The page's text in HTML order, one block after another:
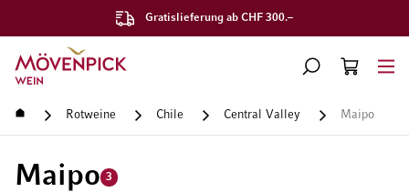
Gratislieferung ab CHF 300.–
Zur Startseite
SUCHE
WARENKORB
Startseite Rotweine Chile Central Valley Maipo
Maipo 3